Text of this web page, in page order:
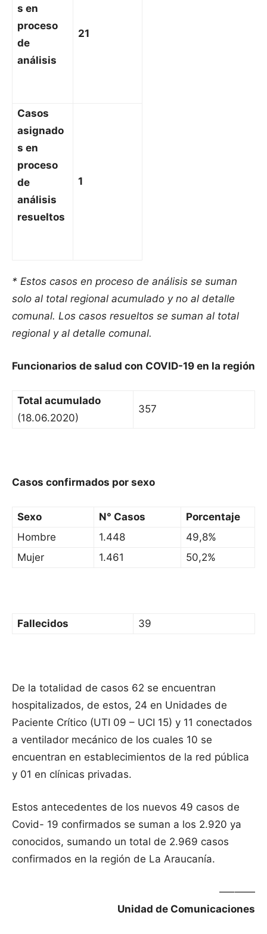
s en
proceso
de
análisis
21
Casos
asignado
s en
proceso
de
análisis
resueltos
1
* Estos casos en proceso de análisis se suman
solo al total regional acumulado y no al detalle
comunal. Los casos resueltos se suman al total
regional y al detalle comunal.
Funcionarios de salud con COVID-19 en la región
Total acumulado
(18.06.2020)
357
Casos confirmados por sexo
Sexo N° Casos
Porcentaje
Hombre
1.448
49,8%
Mujer
1.461 50,2%
Fallecidos 39
De la totalidad de casos 62 se encuentran
hospitalizados, de estos, 24 en Unidades de
Paciente Crítico (UTI 09 – UCI 15) y 11 conectados
a ventilador mecánico de los cuales 10 se
encuentran en establecimientos de la red pública
y 01 en clínicas privadas.
Estos antecedentes de los nuevos 49 casos de
Covid- 19 confirmados se suman a los 2.920 ya
conocidos, sumando un total de 2.969 casos
confirmados en la región de La Araucanía.
—–——
Unidad de Comunicaciones